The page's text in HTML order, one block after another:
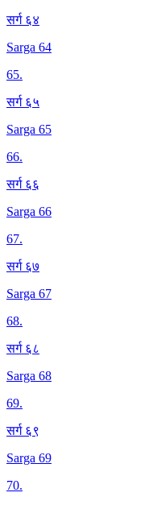
सर्ग ६४
Sarga 64
65.
सर्ग ६५
Sarga 65
66.
सर्ग ६६
Sarga 66
67.
सर्ग ६७
Sarga 67
68.
सर्ग ६८
Sarga 68
69.
सर्ग ६९
Sarga 69
70.